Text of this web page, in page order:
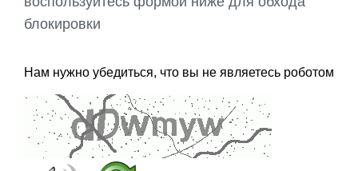
блокировки
Нам нужно убедиться, что вы не являетесь роботом